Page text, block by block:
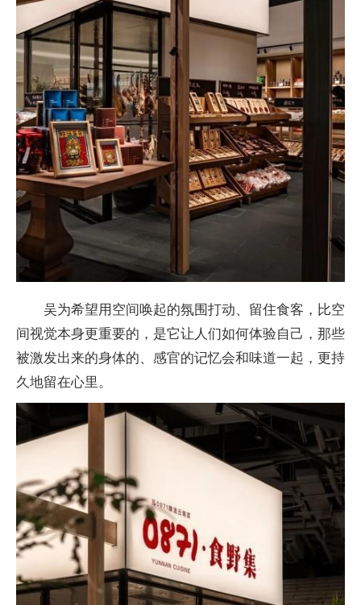
吴为希望用空间唤起的氛围打动、留住食客，比空
间视觉本身更重要的，是它让人们如何体验自己，那些
被激发出来的身体的、感官的记忆会和味道一起，更持
久地留在心里。